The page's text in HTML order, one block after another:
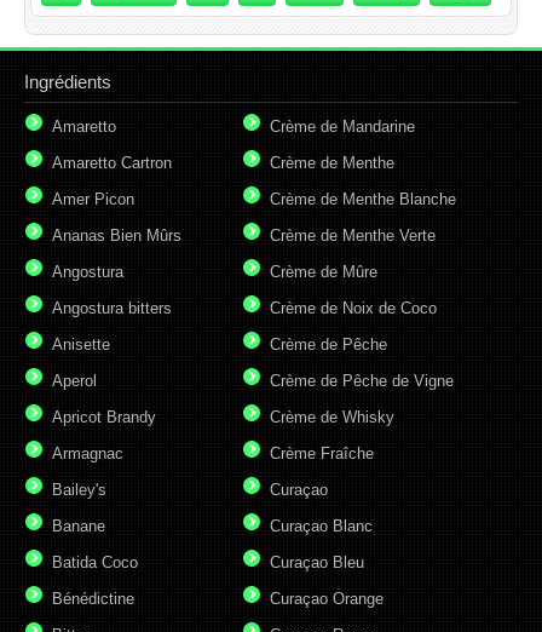
Ingrédients
Amaretto
Amaretto Cartron
Amer Picon
Ananas Bien Mûrs
Angostura
Angostura bitters
Anisette
Aperol
Apricot Brandy
Armagnac
Bailey's
Banane
Batida Coco
Bénédictine
Crème de Mandarine
Crème de Menthe
Crème de Menthe Blanche
Crème de Menthe Verte
Crème de Mûre
Crème de Noix de Coco
Crème de Pêche
Crème de Pêche de Vigne
Crème de Whisky
Crème Fraîche
Curaçao
Curaçao Blanc
Curaçao Bleu
Curaçao Orange